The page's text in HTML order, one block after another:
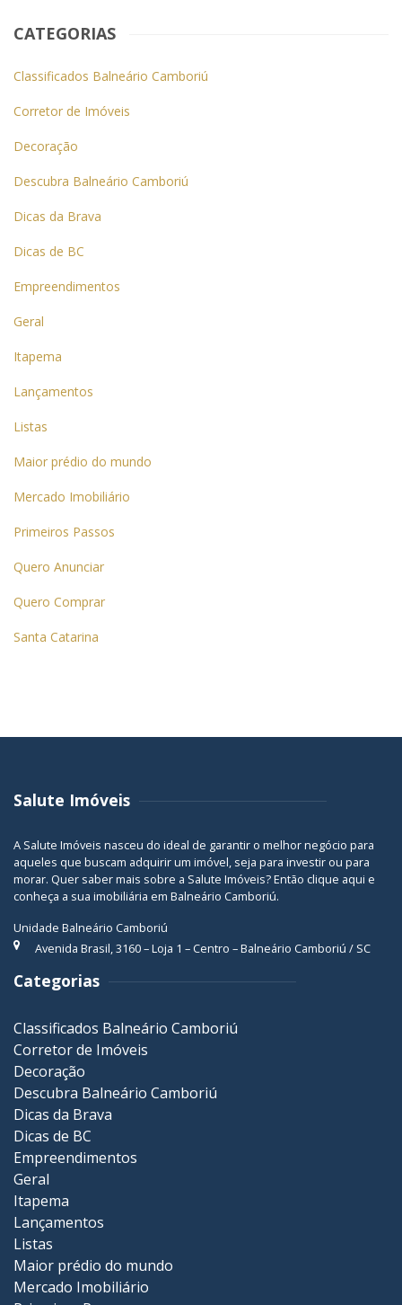
CATEGORIAS
Classificados Balneário Camboriú
Corretor de Imóveis
Decoração
Descubra Balneário Camboriú
Dicas da Brava
Dicas de BC
Empreendimentos
Geral
Itapema
Lançamentos
Listas
Maior prédio do mundo
Mercado Imobiliário
Primeiros Passos
Quero Anunciar
Quero Comprar
Santa Catarina
Salute Imóveis
A Salute Imóveis nasceu do ideal de garantir o melhor negócio para
aqueles que buscam adquirir um imóvel, seja para investir ou para
morar. Quer saber mais sobre a Salute Imóveis? Então clique aqui e
conheça a sua imobiliária em Balneário Camboriú.
Unidade Balneário Camboriú
Avenida Brasil, 3160 – Loja 1 – Centro – Balneário Camboriú / SC
Categorias
Classificados Balneário Camboriú
Corretor de Imóveis
Decoração
Descubra Balneário Camboriú
Dicas da Brava
Dicas de BC
Empreendimentos
Geral
Itapema
Lançamentos
Listas
Maior prédio do mundo
Mercado Imobiliário